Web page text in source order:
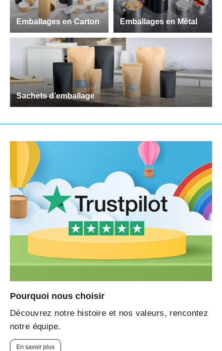
Emballages en Carton Emballages en Métal
Sachets d’emballage
Pourquoi nous choisir
Découvrez notre histoire et nos valeurs, rencontez
notre équipe.
En savoir plus